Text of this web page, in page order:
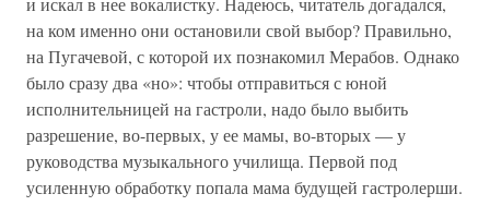
на ком именно они остановили свой выбор? Правильно,
на Пугачевой, с которой их познакомил Мерабов. Однако
было сразу два «но»: чтобы отправиться с юной
исполнительницей на гастроли, надо было выбить
разрешение, во-первых, у ее мамы, во-вторых — у
руководства музыкального училища. Первой под
усиленную обработку попала мама будущей гастролерши.